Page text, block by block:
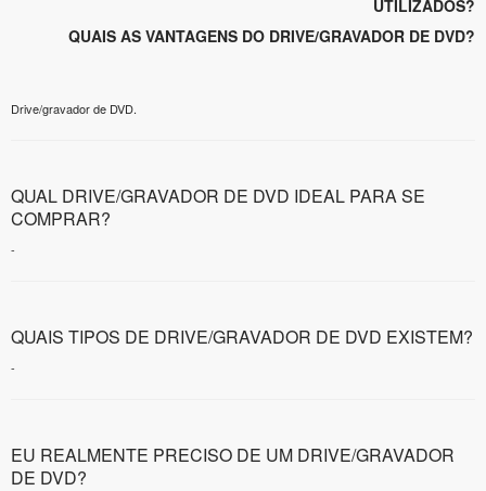
UTILIZADOS?
QUAIS AS VANTAGENS DO DRIVE/GRAVADOR DE DVD?
Drive/gravador de DVD.
QUAL DRIVE/GRAVADOR DE DVD IDEAL PARA SE
COMPRAR?
-
QUAIS TIPOS DE DRIVE/GRAVADOR DE DVD EXISTEM?
-
EU REALMENTE PRECISO DE UM DRIVE/GRAVADOR
DE DVD?